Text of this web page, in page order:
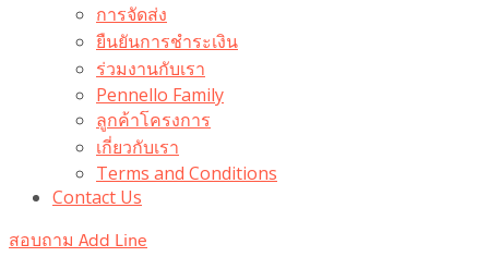
การจัดส่ง
ยืนยันการชำระเงิน
ร่วมงานกับเรา
Pennello Family
ลูกค้าโครงการ
เกี่ยวกับเรา
Terms and Conditions
Contact Us
สอบถาม Add Line